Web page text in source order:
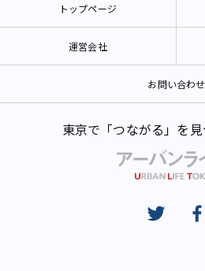
トップページ
運営会社
お問い合わせ
東京で「つながる」を